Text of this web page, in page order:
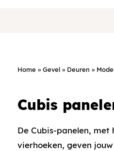
Home » Gevel» Deuren »
Cubis
De Cubis-panelen,
vierhoeken, geven